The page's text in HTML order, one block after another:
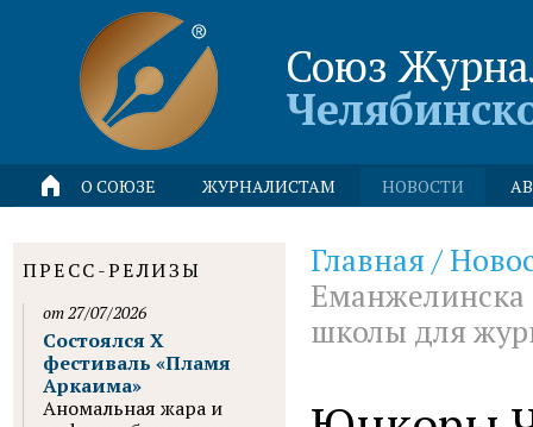
Союз
О СОЮЗЕ ЖУРНАЛИСТАМ НОВОСТИ
Главная /
Еманжелинска
школы для
ПРЕСС-РЕЛИЗЫ
от 27/07/2026
Состоялся X
фестиваль «Пламя
Аркаима»
Аномальная жара и